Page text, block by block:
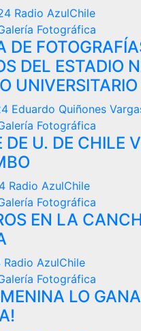
Radio AzulChile
Fotográfica
DE
DEL ESTADIO
UNIVERSITARIO
Eduardo Quiñones
Fotográfica
DE U. DE CHILE
Radio AzulChile
Fotográfica
EN LA
Radio AzulChile
Fotográfica
LO